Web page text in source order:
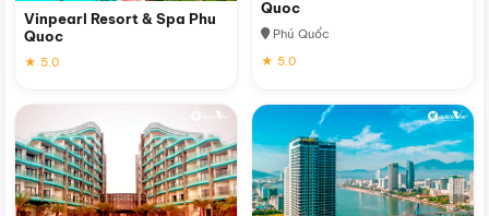
Vinpearl Resort & Spa Phu
Quoc
★ 5.0
Quoc
Phú Quốc
★ 5.0